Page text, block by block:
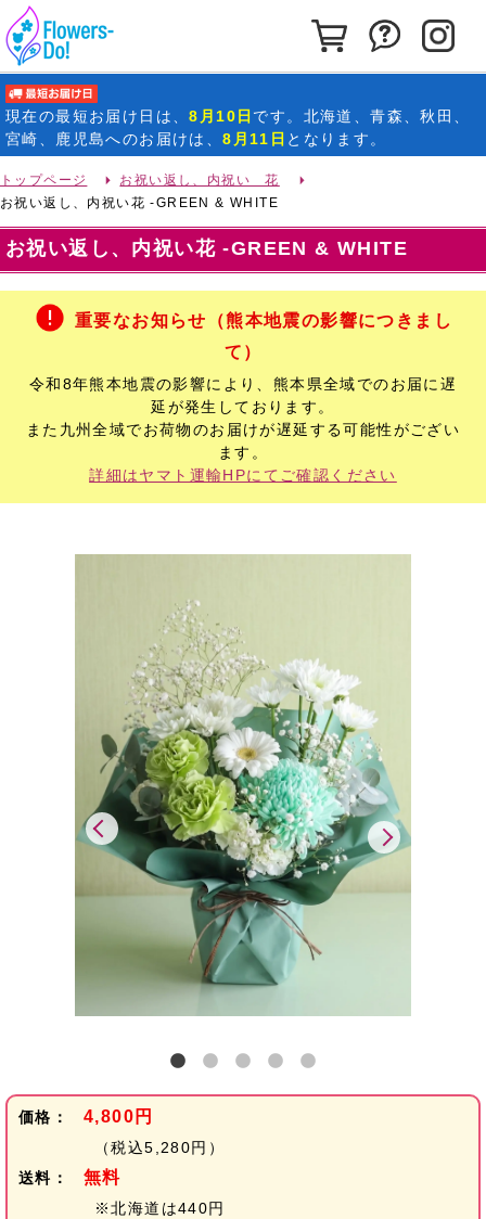
カートを見る
お問い合
現在の最短お届け日 は、8月10日 です。北海道、青森、秋田、
宮崎、鹿児島へのお届けは、8月11日 となります。
トップページ
お祝い返し、内祝い 花
お祝い返し、内祝い花 -GREEN & WHITE
お祝い返し、内祝い花 -GREEN & WHITE
重要なお知らせ（熊本地震の影響につきまし
て）
令和8年熊本地震の影響により、熊本県全域でのお届に遅
延が発生しております。
また九州全域でお荷物のお届けが遅延する可能性がござい
ます。
詳細はヤマト運輸HPにてご確認ください
価格： 4,800円
（税込5,280円）
送料：
無料
※北海道は440円